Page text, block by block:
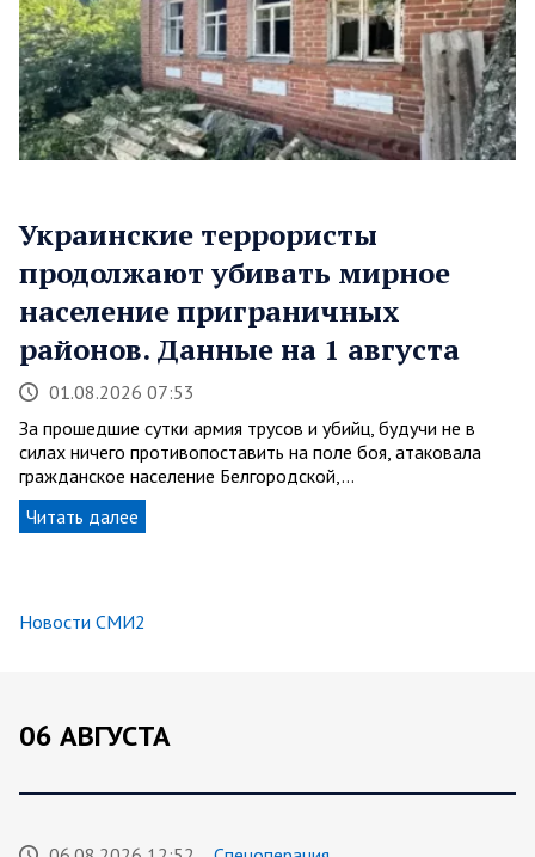
Украинские террористы
продолжают убивать мирное
население приграничных
районов. Данные на 1 августа
01.08.2026 07:53
За прошедшие сутки армия трусов и убийц, будучи не в
силах ничего противопоставить на поле боя, атаковала
гражданское население Белгородской,…
Читать далее
Новости СМИ2
06 АВГУСТА